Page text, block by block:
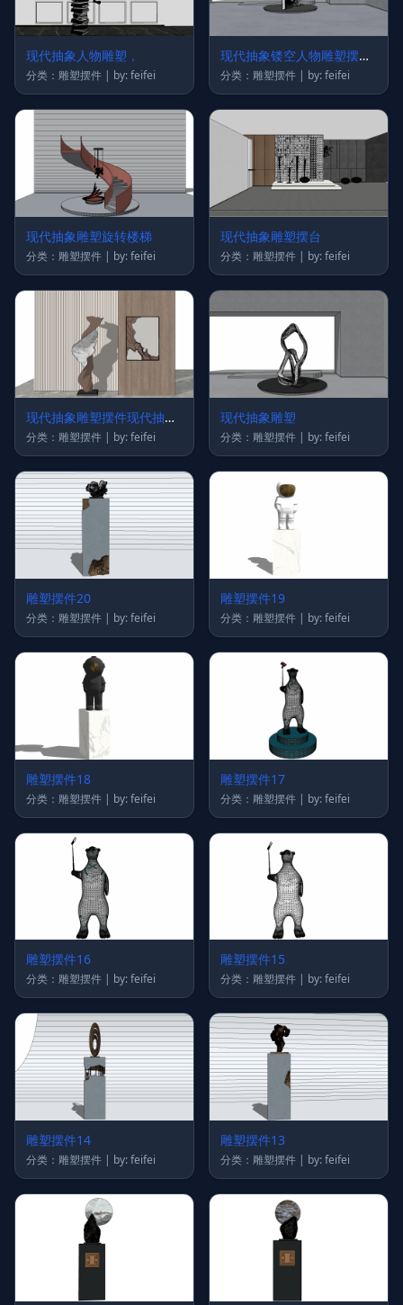
现代抽象人物雕塑，
分类：雕塑摆件 | by: feifei
现代抽象镂空人物雕塑摆件
雕塑
分类：雕塑摆件 | by: feifei
现代抽象雕塑旋转楼梯
分类：雕塑摆件 | by: feifei
现代抽象雕塑摆台
分类：雕塑摆件 | by: feifei
现代抽象雕塑摆件现代抽象
挂画
分类：雕塑摆件 | by: feifei
现代抽象雕塑
分类：雕塑摆件 | by: feifei
雕塑摆件20
分类：雕塑摆件 | by: feifei
雕塑摆件19
分类：雕塑摆件 | by: feifei
雕塑摆件18
分类：雕塑摆件 | by: feifei
雕塑摆件17
分类：雕塑摆件 | by: feifei
雕塑摆件16
分类：雕塑摆件 | by: feifei
雕塑摆件15
分类：雕塑摆件 | by: feifei
雕塑摆件14
分类：雕塑摆件 | by: feifei
雕塑摆件13
分类：雕塑摆件 | by: feifei